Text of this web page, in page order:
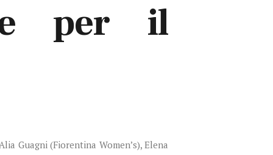
per il
Guagni (Fiorentina Women’s), Elena